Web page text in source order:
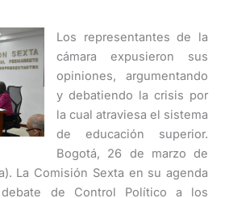
Los representantes de la
cámara expusieron sus
opiniones, argumentando
y debatiendo la crisis por
la cual atraviesa el sistema
de educación superior.
Bogotá, 26 de marzo de
La Comisión Sexta en su agenda
de Control Político a los